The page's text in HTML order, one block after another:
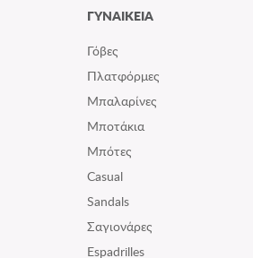
ΓΥΝΑΙΚΕΙΑ
Γόβες
Πλατφόρμες
Μπαλαρίνες
Μποτάκια
Μπότες
Casual
Sandals
Σαγιονάρες
Espadrilles